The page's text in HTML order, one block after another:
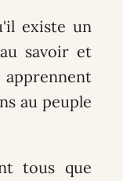
existe un
savoir et
au peuple
tous que